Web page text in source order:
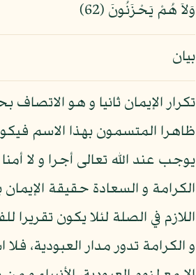
وَلاَ هُمْ يَحْزَنُونَ (62)
بيان
تكرار الإيمان ثانيا و هو
ظاهرا المتسمون بهذا الاسم
يوجب عند الله تعالى أجرا و لا
الكرامة و السعادة حقيقة
اللازم في الصلة لئلا يكون
و الكرامة تدور مدار